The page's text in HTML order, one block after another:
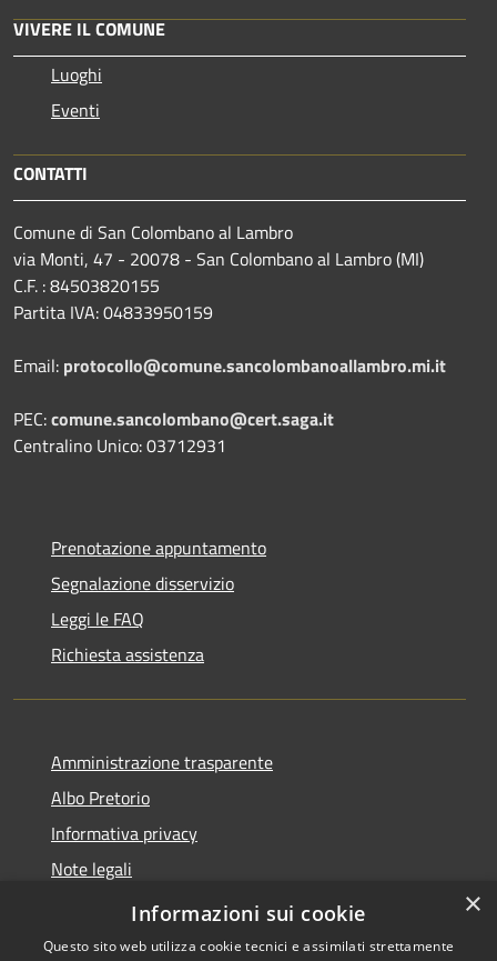
VIVERE IL COMUNE
Luoghi
Eventi
CONTATTI
Comune di San Colombano al Lambro
via Monti, 47 - 20078 - San Colombano al Lambro (MI)
C.F. : 84503820155
Partita IVA: 04833950159
Email: protocollo@comune.sancolombanoallambro.mi.it
PEC:comune.sancolombano@cert.saga.it
Centralino Unico: 03712931
Prenotazione appuntamento
Segnalazione disservizio
Leggi le FAQ
Richiesta assistenza
Amministrazione trasparente
Albo Pretorio
Informativa privacy
Note legali
Dichiarazione di accessibilità
×
Informazioni sui cookie
Questo sito web utilizza cookie tecnici e assimilati strettamente